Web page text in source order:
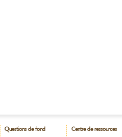
Questions de fond Centre de ressources